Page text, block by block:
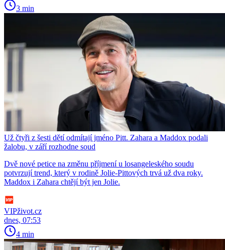
3 min
Už čtyři z šesti dětí odmítají jméno Pitt. Zahara a Maddox podali
žalobu, v září rozhodne soud
Dvě nové petice na změnu příjmení u losangeleského soudu
potvrzují trend, který v rodině Jolie-Pittových trvá už dva roky.
Maddox i Zahara chtějí být jen Jolie.
VIPživot.cz
dnes, 07:53
4 min